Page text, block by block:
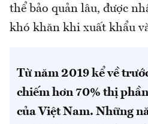
thể bảo quản lâu, được
khó khăn khi xuất khẩu
Từ năm 2019 kể về
chiếm hơn 70% thị
của Việt Nam. Những